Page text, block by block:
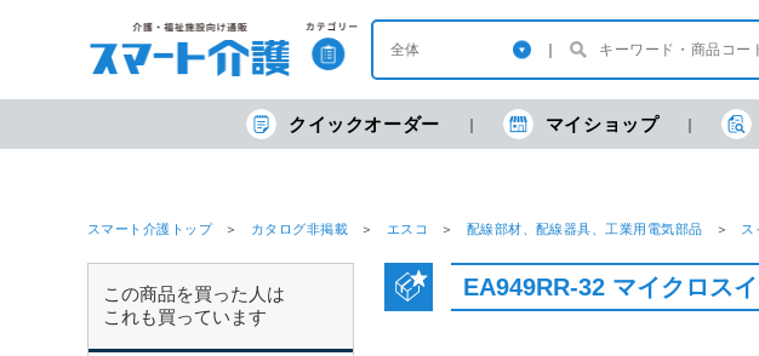
クイックオーダー マイショップ
スマート介護トップ カタログ非掲載 エスコ 配線部材、配線器具、工業用電気部品 ス
この商品を買った人は
これも買っています
EA949RR-32 マイクロス